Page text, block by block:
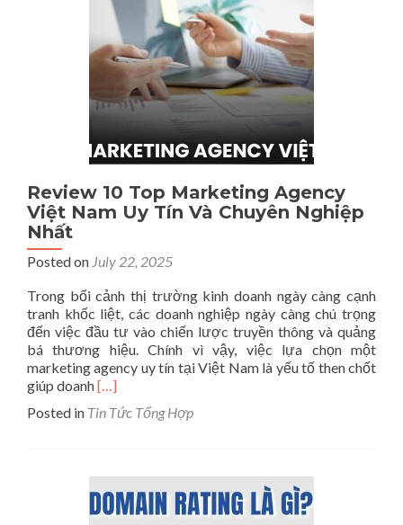
Dịch
Vụ
Tối
Ưu
Cho
Cả
Gia
Đình
Review 10 Top Marketing Agency
Việt Nam Uy Tín Và Chuyên Nghiệp
Nhất
Posted on July 22, 2025
Trong bối cảnh thị trường kinh doanh ngày càng cạnh
tranh khốc liệt, các doanh nghiệp ngày càng chú trọng
đến việc đầu tư vào chiến lược truyền thông và quảng
bá thương hiệu. Chính vì vậy, việc lựa chọn một
marketing agency uy tín tại Việt Nam là yếu tố then chốt
giúp doanhRead
more
about
Top
Marketing
Agency
[…]
Posted in Tin Tức Tổng Hợp